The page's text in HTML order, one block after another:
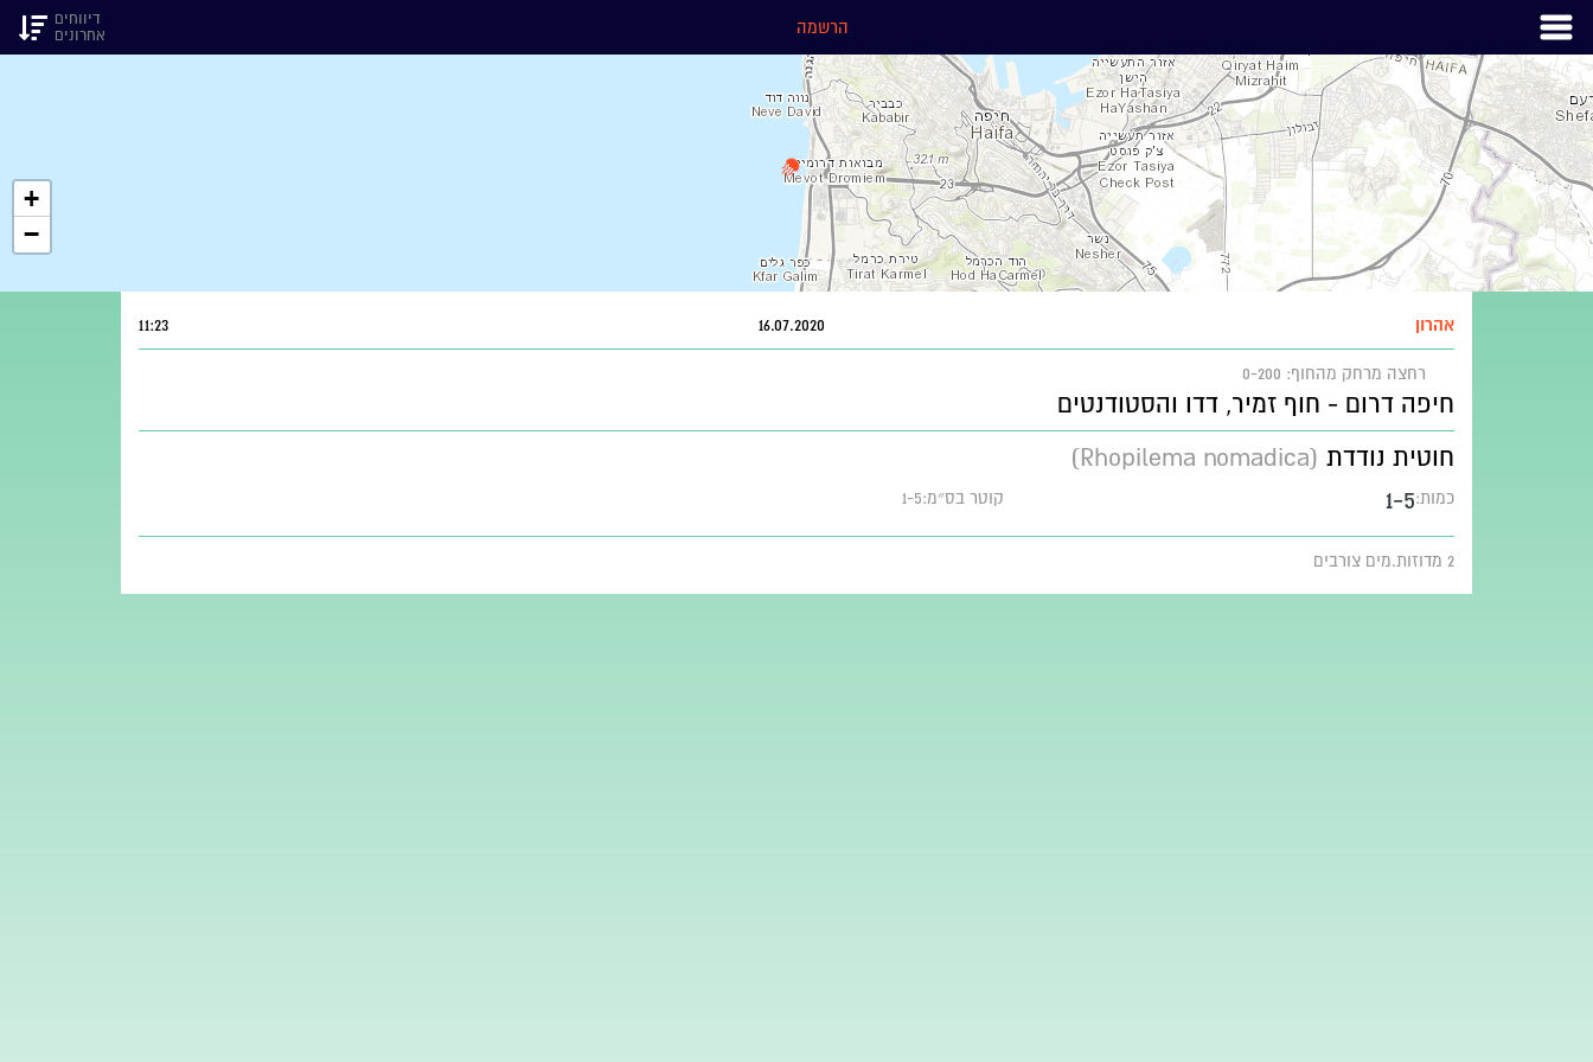
הרשמה
דיווחים
אחרונים
+
−
אהרון 16.07.2020
11:23
רחצה מרחק מהחוף: 0-200
חיפה דרום - חוף זמיר, דדו והסטודנטים
חוטית נודדת (Rhopilema nomadica)
כמות:1-5 קוטר בס״מ:1-5
2 מדוזות.מים צורבים